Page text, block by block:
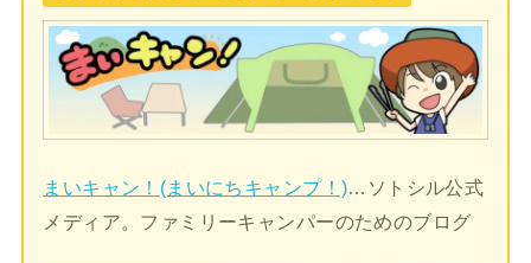
まいキャン！(まいにちキャンプ！)…ソトシル公式
メディア。ファミリーキャンパーのためのブログ